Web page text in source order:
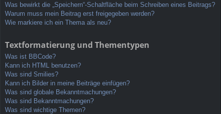
Was bewirkt die „Speichern“-Schaltfläche beim Schreiben eines Beitrags?
Warum muss mein Beitrag erst freigegeben werden?
Wie markiere ich ein Thema als neu?
Textformatierung und Thementypen
Was ist BBCode?
Kann ich HTML benutzen?
Was sind Smilies?
Kann ich Bilder in meine Beiträge einfügen?
Was sind globale Bekanntmachungen?
Was sind Bekanntmachungen?
Was sind wichtige Themen?